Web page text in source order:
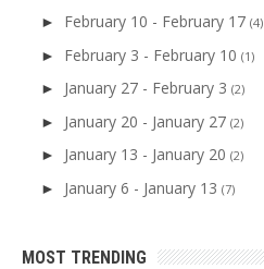
► February 10 - February 17 (4)
► February 3 - February 10 (1)
► January 27 - February 3 (2)
► January 20 - January 27 (2)
► January 13 - January 20 (2)
► January 6 - January 13 (7)
MOST TRENDING